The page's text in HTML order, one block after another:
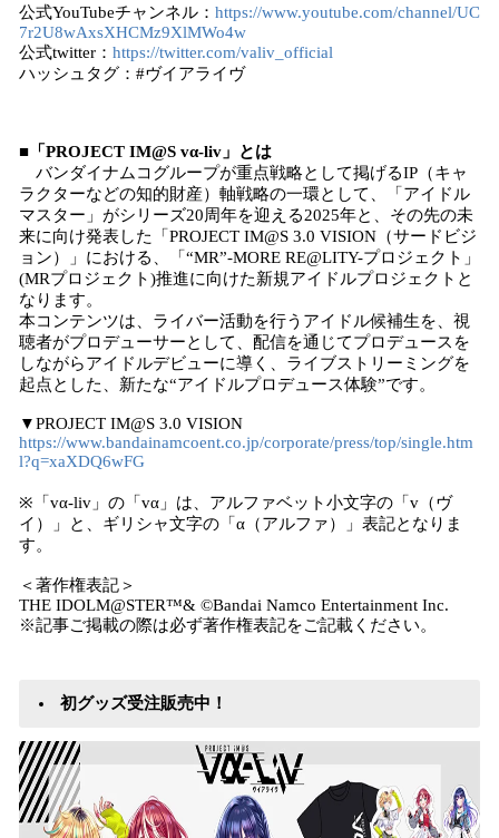
公式YouTubeチャンネル： https://www.youtube.com/channel/UC
7r2U8wAxsXHCMz9XlMWo4w
公式twitter： https://twitter.com/valiv_official
ハッシュタグ：#ヴイアライヴ
■「PROJECT IM@S vα-liv」とは
バンダイナムコグループが重点戦略として掲げるIP（キャ
ラクターなどの知的財産）軸戦略の一環として、「アイドル
マスター」がシリーズ20周年を迎える2025年と、その先の未
来に向け発表した「PROJECT IM@S 3.0 VISION（サードビジ
ョン）」における、「“MR”-MORE RE@LITY-プロジェクト」
(MRプロジェクト)推進に向けた新規アイドルプロジェクトと
なります。
本コンテンツは、ライバー活動を行うアイドル候補生を、視
聴者がプロデューサーとして、配信を通じてプロデュースを
しながらアイドルデビューに導く、ライブストリーミングを
起点とした、新たな“アイドルプロデュース体験”です。
▼PROJECT IM@S 3.0 VISION
https://www.bandainamcoent.co.jp/corporate/press/top/single.htm
l?q=xaXDQ6wFG
※「vα-liv」の「vα」は、アルファベット小文字の「v（ヴ
イ）」と、ギリシャ文字の「α（アルファ）」表記となりま
す。
＜著作権表記＞
THE IDOLM@STER™& ©Bandai Namco Entertainment Inc.
※記事ご掲載の際は必ず著作権表記をご記載ください。
初グッズ受注販売中！